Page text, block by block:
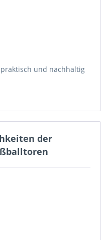
und nachhaltig
der